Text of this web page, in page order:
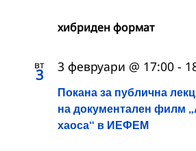
хибриден формат
вт
3
Покана за публична
на документален филм
хаоса“ в ИЕФЕМ
3 февруари @ 17:00 -